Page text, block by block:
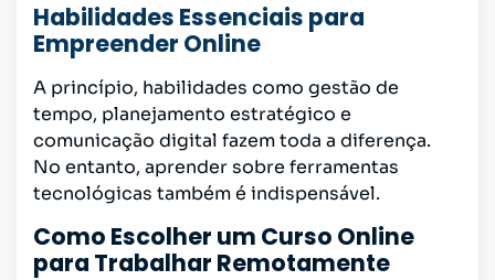
Habilidades Essenciais para
Empreender Online
A princípio, habilidades como gestão de
tempo, planejamento estratégico e
comunicação digital fazem toda a diferença.
No entanto, aprender sobre ferramentas
tecnológicas também é indispensável.
Como Escolher um Curso Online
para Trabalhar Remotamente